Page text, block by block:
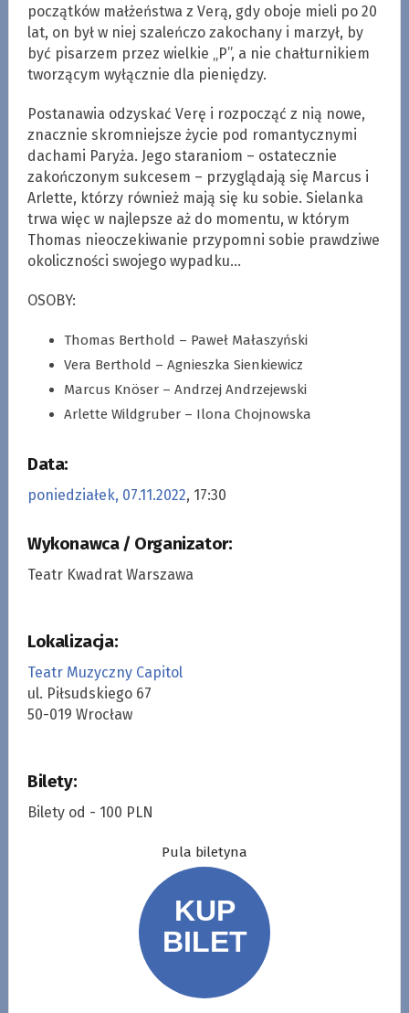
początków małżeństwa z Verą, gdy oboje mieli po 20
lat, on był w niej szaleńczo zakochany i marzył, by
być pisarzem przez wielkie „P”, a nie chałturnikiem
tworzącym wyłącznie dla pieniędzy.
Postanawia odzyskać Verę i rozpocząć z nią nowe,
znacznie skromniejsze życie pod romantycznymi
dachami Paryża. Jego staraniom – ostatecznie
zakończonym sukcesem – przyglądają się Marcus i
Arlette, którzy również mają się ku sobie. Sielanka
trwa więc w najlepsze aż do momentu, w którym
Thomas nieoczekiwanie przypomni sobie prawdziwe
okoliczności swojego wypadku…
OSOBY:
Thomas Berthold – Paweł Małaszyński
Vera Berthold – Agnieszka Sienkiewicz
Marcus Knöser – Andrzej Andrzejewski
Arlette Wildgruber – Ilona Chojnowska
Data:
poniedziałek, 07.11.2022, 17:30
Wykonawca / Organizator:
Teatr Kwadrat Warszawa
Lokalizacja:
Teatr Muzyczny Capitol
ul. Piłsudskiego 67
50-019 Wrocław
Bilety:
Bilety od - 100 PLN
Pula biletyna